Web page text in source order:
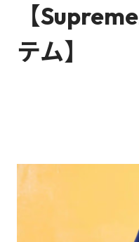
【
テム】